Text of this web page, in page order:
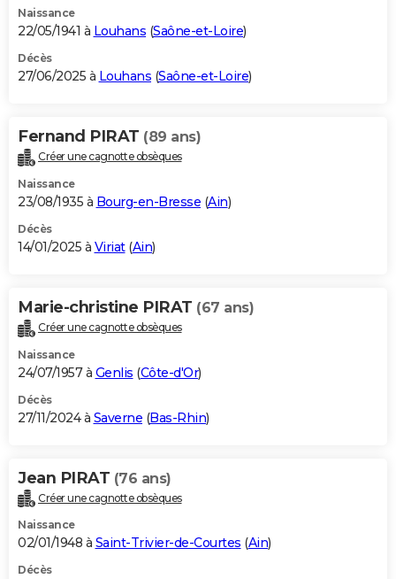
Naissance
22/05/1941 à Louhans (Saône-et-Loire)
Décès
27/06/2025 à Louhans (Saône-et-Loire)
Fernand PIRAT (89 ans)
Créer une cagnotte obsèques
Naissance
23/08/1935 à Bourg-en-Bresse (Ain)
Décès
14/01/2025 à Viriat(Ain)
Marie-christine PIRAT (67 ans)
Créer une cagnotte obsèques
Naissance
24/07/1957 à Genlis (Côte-d'Or)
Décès
27/11/2024 à Saverne (Bas-Rhin)
Jean PIRAT (76 ans)
Créer une cagnotte obsèques
Naissance
02/01/1948 à Saint-Trivier-de-Courtes (Ain)
Décès